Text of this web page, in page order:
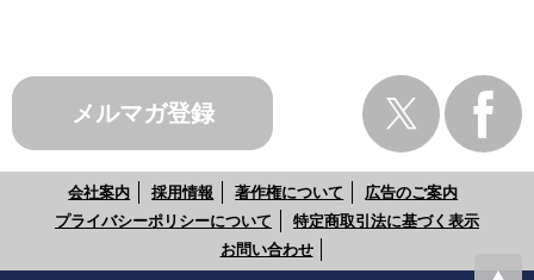
メルマガ登録
会社案内 採用情報 著作権について
広告のご案内
プライバシーポリシーについて
特定商取引法に基づく表示
お問い合わせ